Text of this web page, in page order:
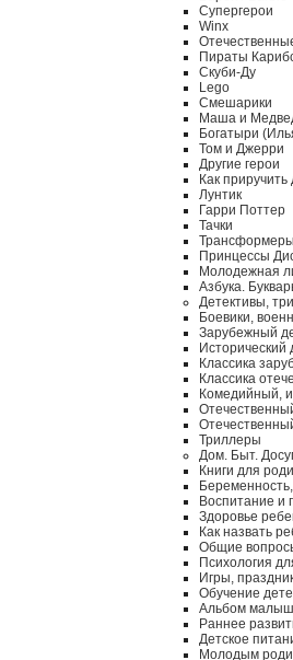
Супергерои
Winx
Пираты
Скуби-Ду
Lego
Смешарики
Маша и
Богатыри
Том и Джерри
Другие герои
Как приручить
Лунтик
Гарри Поттер
Тачки
Трансформеры
Принцессы
Молодежная
Азбука.
Детективы,
Боевики,
Зарубежный
Исторический
Классика
Классика
Комедийный,
Триллеры
Дом. Быт.
Книги для
Воспитание и
Здоровье
Как назвать
Общие
Психология
Игры,
Обучение
Альбом
Раннее
Детское
Молодым